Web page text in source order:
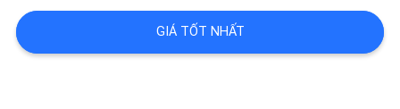
KIỂM
SOÁT
GIÁ TỐT NHẤT